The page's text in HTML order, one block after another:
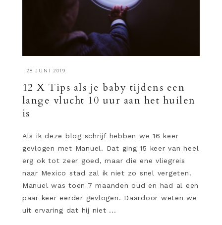
28 JUNI 2019
12 X Tips als je baby tijdens een
lange vlucht 10 uur aan het huilen
is
Als ik deze blog schrijf hebben we 16 keer
gevlogen met Manuel. Dat ging 15 keer van heel
erg ok tot zeer goed, maar die ene vliegreis
naar Mexico stad zal ik niet zo snel vergeten.
Manuel was toen 7 maanden oud en had al een
paar keer eerder gevlogen. Daardoor weten we
uit ervaring dat hij niet ...